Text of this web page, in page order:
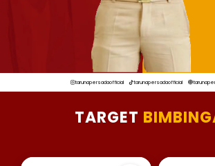
tarunapersadaofficial tarunapersadaofficial
TARGET